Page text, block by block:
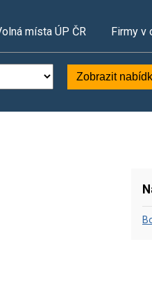
místa ÚP ČR Firmy v
Zobrazit